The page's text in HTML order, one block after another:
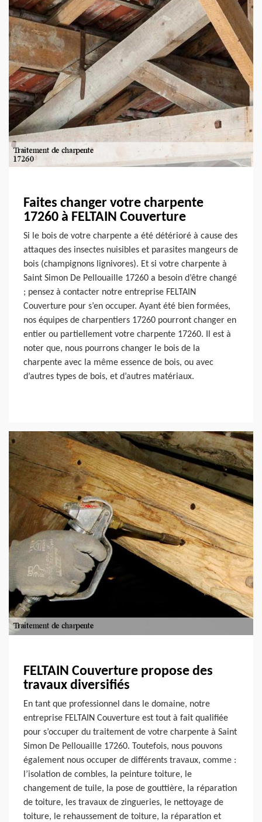
Faites changer votre charpente
17260 à FELTAIN Couverture
Si le bois de votre charpente a été détérioré à cause des
attaques des insectes nuisibles et parasites mangeurs de
bois (champignons lignivores). Et si votre charpente à
Saint Simon De Pellouaille 17260 a besoin d’être changé
; pensez à contacter notre entreprise FELTAIN
Couverture pour s’en occuper. Ayant été bien formées,
nos équipes de charpentiers 17260 pourront changer en
entier ou partiellement votre charpente 17260. Il est à
noter que, nous pourrons changer le bois de la
charpente avec la même essence de bois, ou avec
d’autres types de bois, et d’autres matériaux.
FELTAIN Couverture propose des
travaux diversifiés
En tant que professionnel dans le domaine, notre
entreprise FELTAIN Couverture est tout à fait qualifiée
pour s’occuper du traitement de votre charpente à Saint
Simon De Pellouaille 17260. Toutefois, nous pouvons
également nous occuper de différents travaux, comme :
l’isolation de combles, la peinture toiture, le
changement de tuile, la pose de gouttière, la réparation
de toiture, les travaux de zingueries, le nettoyage de
toiture, le rehaussement de toiture, la réparation et